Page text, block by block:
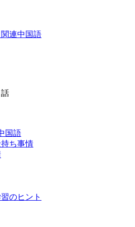
連中国語
国語
ち事情
のヒント